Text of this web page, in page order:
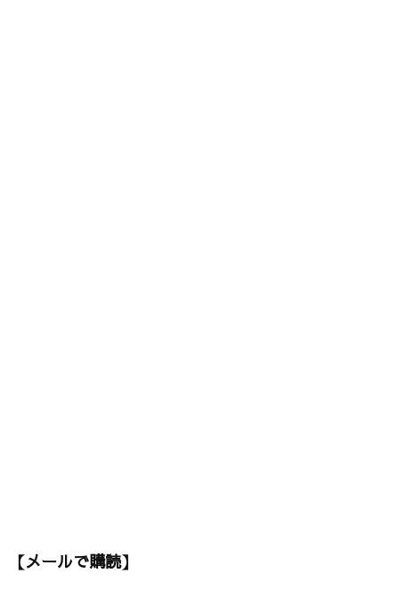
【メールで購読】